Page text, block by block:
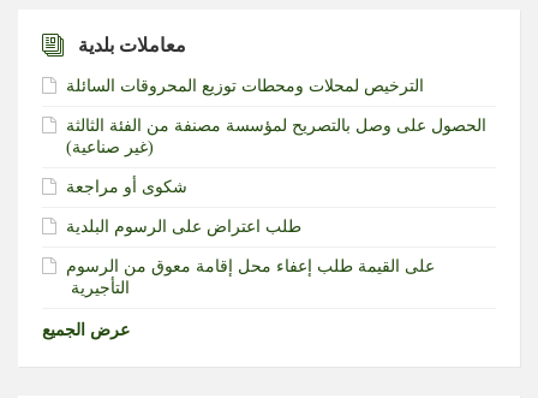
معاملات بلدية
الترخيص لمحلات ومحطات توزيع المحروقات السائلة
الحصول على وصل بالتصريح لمؤسسة مصنفة من الفئة الثالثة
(غير صناعية)‏
شكوى أو مراجعة
طلب اعتراض على الرسوم البلدية
طلب إعفاء محل إقامة معوق من الرسوم‎ ‎على القيمة
التأجيرية ‏
عرض الجميع